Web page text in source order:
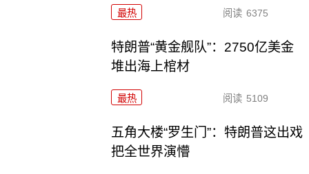
最热 阅读 6375
特朗普“黄金舰队”：2750亿美金
堆出海上棺材
最热 阅读 5109
五角大楼“罗生门”：特朗普这出戏
把全世界演懵